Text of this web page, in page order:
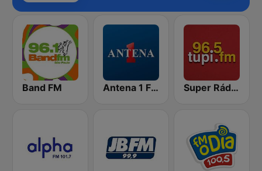
Band FM Antena 1 FM Super Rádio Tupi